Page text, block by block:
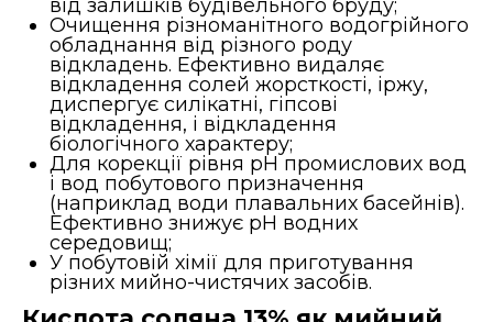
від залишків будівельного бруду;
Очищення різноманітного водогрійного
обладнання від різного роду
відкладень. Ефективно видаляє
відкладення солей жорсткості, іржу,
диспергує силікатні, гіпсові
відкладення, і відкладення
біологічного характеру;
Для корекції рівня рН промислових вод
і вод побутового призначення
(наприклад води плавальних басейнів).
Ефективно знижує рН водних
середовищ;
У побутовій хімії для приготування
різних мийно-чистячих засобів.